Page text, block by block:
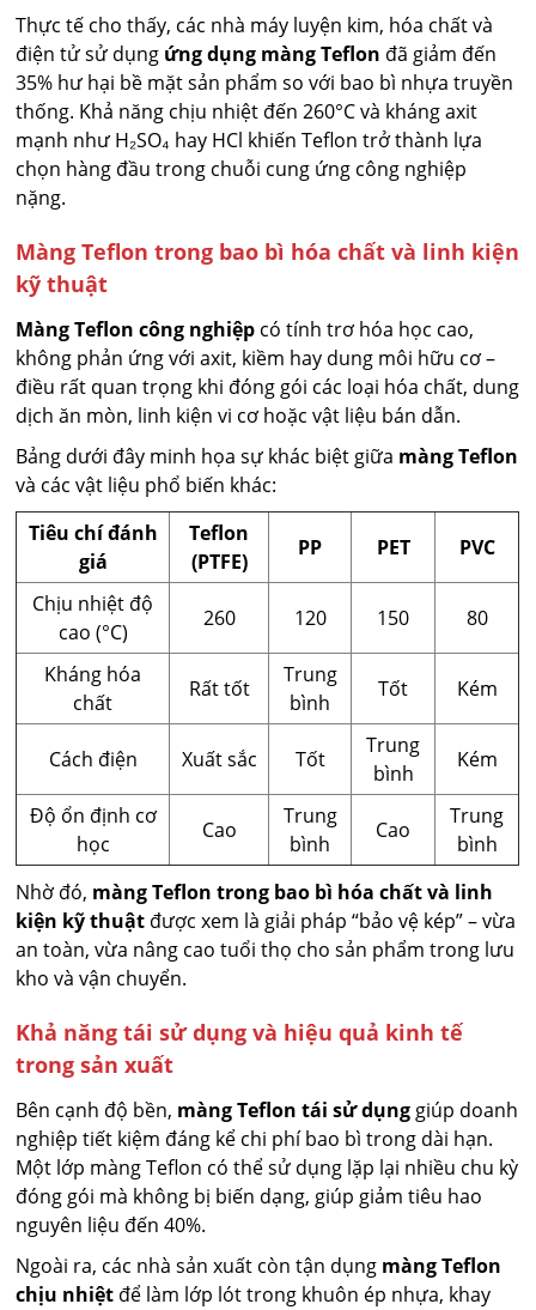
Thực tế cho thấy, các nhà máy luyện kim, hóa chất và
điện tử sử dụng ứng dụng màng Teflon đã giảm đến
35% hư hại bề mặt sản phẩm so với bao bì nhựa truyền
thống. Khả năng chịu nhiệt đến 260°C và kháng axit
mạnh như H₂SO₄ hay HCl khiến Teflon trở thành lựa
chọn hàng đầu trong chuỗi cung ứng công nghiệp
nặng.
Màng Teflon trong bao bì hóa chất và linh kiện
kỹ thuật
Màng Teflon công nghiệp có tính trơ hóa học cao,
không phản ứng với axit, kiềm hay dung môi hữu cơ –
điều rất quan trọng khi đóng gói các loại hóa chất, dung
dịch ăn mòn, linh kiện vi cơ hoặc vật liệu bán dẫn.
Bảng dưới đây minh họa sự khác biệt giữa màng Teflon
và các vật liệu phổ biến khác:
Tiêu chí đánh
giá
Teflon
(PTFE)
PP PET PVC
Chịu nhiệt độ
cao (°C)
260 120 150 80
Kháng hóa
chất
Rất tốt
Trung
bình
Tốt Kém
Cách điện Xuất sắc Tốt
Trung
bình
Kém
Độ ổn định cơ
học
Cao
Trung
bình
Cao
Trung
bình
Nhờ đó, màng Teflon trong bao bì hóa chất và linh
kiện kỹ thuật được xem là giải pháp “bảo vệ kép” – vừa
an toàn, vừa nâng cao tuổi thọ cho sản phẩm trong lưu
kho và vận chuyển.
Khả năng tái sử dụng và hiệu quả kinh tế
trong sản xuất
Bên cạnh độ bền, màng Teflon tái sử dụng giúp doanh
nghiệp tiết kiệm đáng kể chi phí bao bì trong dài hạn.
Một lớp màng Teflon có thể sử dụng lặp lại nhiều chu kỳ
đóng gói mà không bị biến dạng, giúp giảm tiêu hao
nguyên liệu đến 40%.
Ngoài ra, các nhà sản xuất còn tận dụng màng Teflon
chịu nhiệt để làm lớp lót trong khuôn ép nhựa, khay